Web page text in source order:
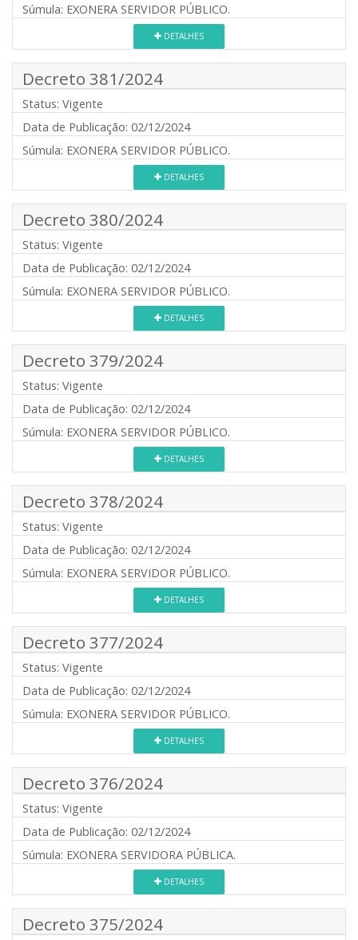
Súmula: EXONERA SERVIDOR PÚBLICO.
DETALHES
Decreto 381/2024
Status: Vigente
Data de Publicação: 02/12/2024
Súmula: EXONERA SERVIDOR PÚBLICO.
DETALHES
Decreto 380/2024
Status: Vigente
Data de Publicação: 02/12/2024
Súmula: EXONERA SERVIDOR PÚBLICO.
DETALHES
Decreto 379/2024
Status: Vigente
Data de Publicação: 02/12/2024
Súmula: EXONERA SERVIDOR PÚBLICO.
DETALHES
Decreto 378/2024
Status: Vigente
Data de Publicação: 02/12/2024
Súmula: EXONERA SERVIDOR PÚBLICO.
DETALHES
Decreto 377/2024
Status: Vigente
Data de Publicação: 02/12/2024
Súmula: EXONERA SERVIDOR PÚBLICO.
DETALHES
Decreto 376/2024
Status: Vigente
Data de Publicação: 02/12/2024
Súmula: EXONERA SERVIDORA PÚBLICA.
DETALHES
Decreto 375/2024